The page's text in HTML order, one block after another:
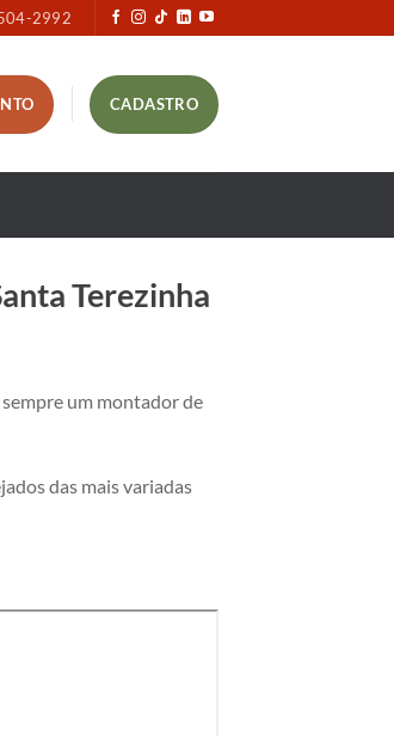
2992
CADASTRO
Terezinha
um montador de
das mais variadas